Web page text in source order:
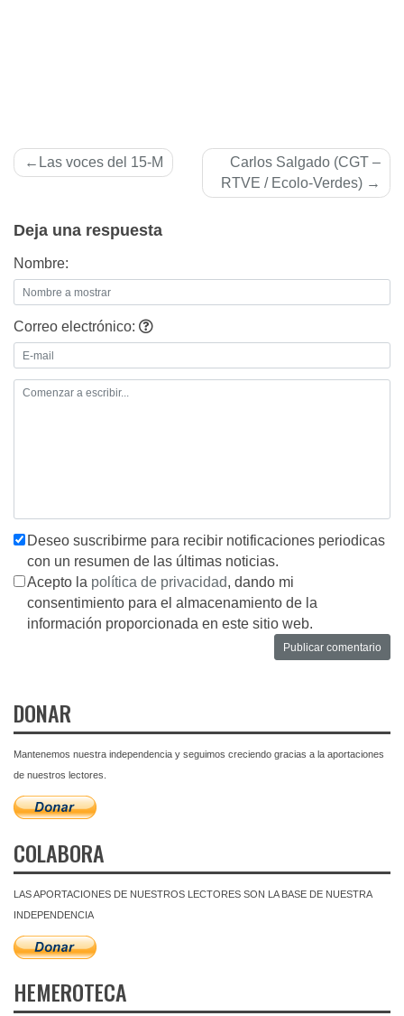
Navegación
Las voces del 15-M
Carlos Salgado (CGT –
RTVE / Ecolo-Verdes)
Deja una respuesta
Nombre:
Correo electrónico:
Deseo suscribirme para recibir notificaciones periodicas
con un resumen de las últimas noticias.
Acepto la política de privacidad, dando mi
consentimiento para el almacenamiento de la
información proporcionada en este sitio web.
DONAR
Mantenemos nuestra independencia y seguimos creciendo gracias a la aportaciones
de nuestros lectores.
COLABORA
LAS APORTACIONES DE NUESTROS LECTORES SON LA BASE DE NUESTRA
INDEPENDENCIA
HEMEROTECA